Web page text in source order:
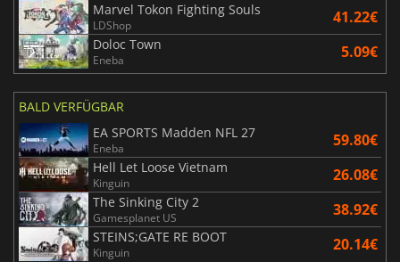
Marvel Tokon Fighting Souls
LDShop 41.22€
Doloc Town
Eneba 5.09€
BALD VERFÜGBAR
EA SPORTS Madden NFL 27
Eneba 59.80€
Hell Let Loose Vietnam
Kinguin 26.08€
The Sinking City 2
Gamesplanet US 38.92€
STEINS;GATE RE BOOT
Kinguin 20.14€